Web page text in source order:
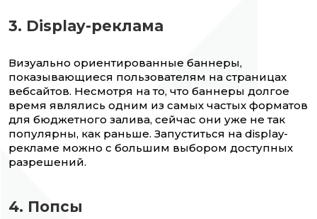
3. Display-реклама
Визуально ориентированные баннеры,
показывающиеся пользователям на страницах
вебсайтов. Несмотря на то, что баннеры долгое
время являлись одним из самых частых форматов
для бюджетного залива, сейчас они уже не так
популярны, как раньше. Запуститься на display-
рекламе можно с большим выбором доступных
разрешений.
4. Попсы